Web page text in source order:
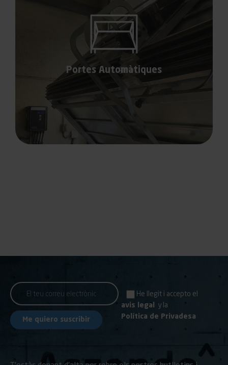
Portes Automàtiques
He llegit i accepto el
avis legal
y la
Política de Privadesa